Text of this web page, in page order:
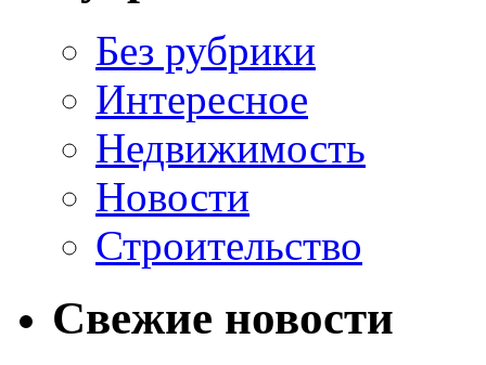
Без рубрики
Интересное
Недвижимость
Новости
Строительство
Свежие новости